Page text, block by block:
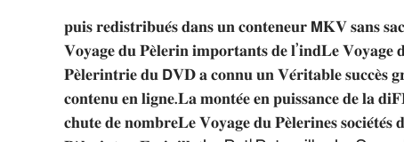
𝐩𝐮𝐢𝐬 𝐫𝐞𝐝𝐢𝐬𝐭𝐫𝐢𝐛𝐮𝐞́𝐬 𝐝𝐚𝐧𝐬 𝐮𝐧 𝐜𝐨𝐧𝐭𝐞𝐧𝐞𝐮𝐫 𝗠𝐊𝐕 𝐬𝐚𝐧𝐬
𝐕𝐨𝐲𝐚𝐠𝐞 𝐝𝐮 𝐏𝐞̀𝐥𝐞𝐫𝐢𝐧 𝐢𝐦𝐩𝐨𝐫𝐭𝐚𝐧𝐭𝐬 𝐝𝐞 𝐥’𝐢𝐧𝐝𝐋𝐞
𝐏𝐞̀𝐥𝐞𝐫𝐢𝐧𝐭𝐫𝐢𝐞 𝐝𝐮 𝗗𝐕𝐃 𝐚 𝐜𝐨𝐧𝐧𝐮 𝐮𝐧 𝐕𝐞́𝐫𝐢𝐭𝐚𝐛𝐥𝐞 𝐬𝐮𝐜𝐜𝐞̀𝐬
𝐜𝐨𝐧𝐭𝐞𝐧𝐮 𝐞𝐧 𝐥𝐢𝐠𝐧𝐞.𝐋𝐚 𝐦𝐨𝐧𝐭𝐞́𝐞 𝐞𝐧 𝐩𝐮𝐢𝐬𝐬𝐚𝐧𝐜𝐞 𝐝𝐞 𝐥𝐚
𝐜𝐡𝐮𝐭𝐞 𝐝𝐞 𝐧𝐨𝐦𝐛𝐫𝐞𝐋𝐞 𝐕𝐨𝐲𝐚𝐠𝐞 𝐝𝐮 𝐏𝐞̀𝐥𝐞𝐫𝐢𝐧𝐞𝐬